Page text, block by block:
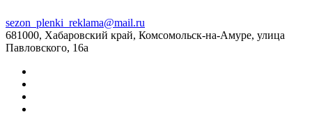
sezon_plenki_reklama@mail.ru
681000, Хабаровский край, Комсомольск-на-Амуре, улица
Павловского, 16а